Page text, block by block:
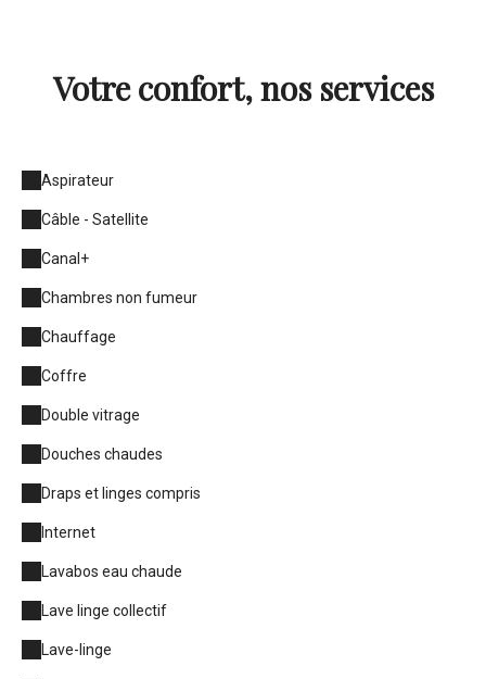
Votre confort, nos services
Aspirateur
Câble - Satellite
Canal+
Chambres non fumeur
Chauffage
Coffre
Double vitrage
Douches chaudes
Draps et linges compris
Internet
Lavabos eau chaude
Lave linge collectif
Lave-linge